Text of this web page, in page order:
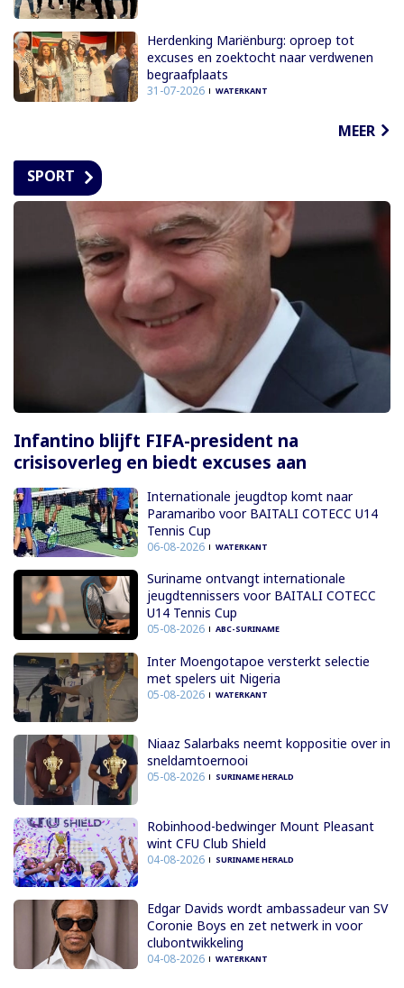
Herdenking Mariënburg: oproep tot
excuses en zoektocht naar verdwenen
begraafplaats
31-07-2026 WATERKANT
MEER
SPORT
Infantino blijft FIFA-president na
crisisoverleg en biedt excuses aan
Internationale jeugdtop komt naar
Paramaribo voor BAITALI COTECC U14
Tennis Cup
06-08-2026 WATERKANT
Suriname ontvangt internationale
jeugdtennissers voor BAITALI COTECC
U14 Tennis Cup
05-08-2026 ABC-SURINAME
Inter Moengotapoe versterkt selectie
met spelers uit Nigeria
05-08-2026 WATERKANT
Niaaz Salarbaks neemt koppositie over in
sneldamtoernooi
05-08-2026 SURINAME HERALD
Robinhood-bedwinger Mount Pleasant
wint CFU Club Shield
04-08-2026 SURINAME HERALD
Edgar Davids wordt ambassadeur van SV
Coronie Boys en zet netwerk in voor
clubontwikkeling
04-08-2026 WATERKANT